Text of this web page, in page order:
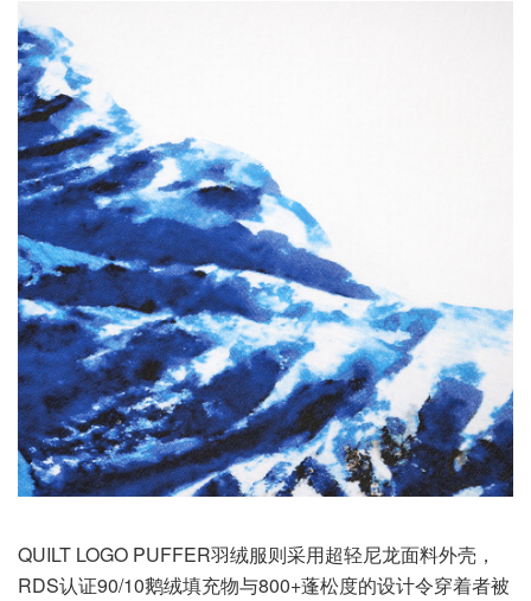
QUILT LOGO PUFFER羽绒服则采用超轻尼龙面料外壳，
RDS认证90/10鹅绒填充物与800+蓬松度的设计令穿着者被